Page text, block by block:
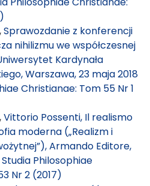
Sprawozdanie z konferencji
nihilizmu we współczesnej
Kardynała
Warszawa, 23 maja 2018
Christianae: Tom 55 Nr 1
Vittorio Possenti, Il realismo
moderna („Realizm i
Armando Editore,
Studia Philosophiae
Nr 2 (2017)